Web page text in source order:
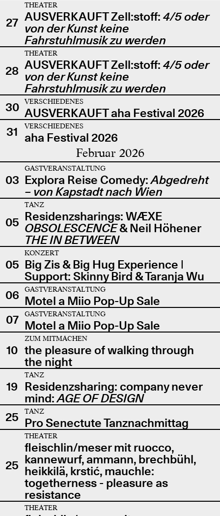
27
THEATER
AUSVERKAUFT Zell:stoff: 4/5 oder
von der Kunst keine
Fahrstuhlmusik zu werden
28
THEATER
AUSVERKAUFT Zell:stoff: 4/5 oder
von der Kunst keine
Fahrstuhlmusik zu werden
30
VERSCHIEDENES
AUSVERKAUFT aha Festival 2026
31
VERSCHIEDENES
aha Festival 2026
Februar 2026
03
GASTVERANSTALTUNG
Explora Reise Comedy:Abgedreht
– von Kapstadt nach Wien
05
TANZ
Residenzsharings: WÆXE
OBSOLESCENCE& Neil Höhener
THE IN BETWEEN
05
KONZERT
Big Zis & Big Hug Experience |
Support: Skinny Bird & Taranja Wu
06
GASTVERANSTALTUNG
Motel a Miio Pop-Up Sale
07
GASTVERANSTALTUNG
Motel a Miio Pop-Up Sale
10
ZUM MITMACHEN
the pleasure of walking through
the night
19
TANZ
Residenzsharing: company never
mind:AGE OF DESIGN
25
TANZ
Pro Senectute Tanznachmittag
25
THEATER
fleischlin/meser mit ruocco,
kannewurf, ammann, brechbühl,
heikkilä, krstić, mauchle:
togetherness - pleasure as
resistance
THEATER